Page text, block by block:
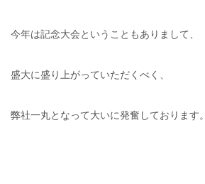
今年は記念大会ということもありまして、
盛大に盛り上がっていただくべく、
弊社一丸となって大いに発奮しております。